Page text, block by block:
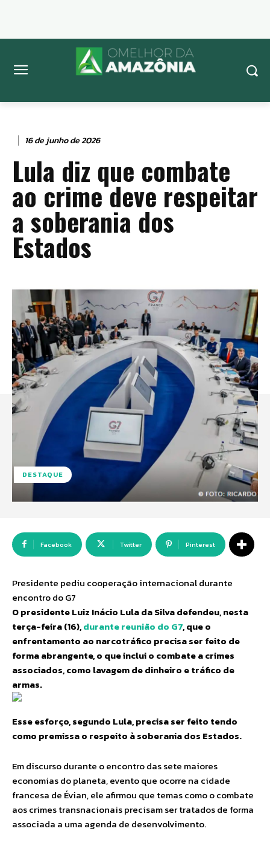
16 de junho de 2026
Lula diz que combate
ao crime deve respeitar
a soberania dos
Estados
DESTAQUE
Facebook Twitter Pinterest
Presidente pediu cooperação internacional durante
encontro do G7
O presidente Luiz Inácio Lula da Silva defendeu, nesta
terça-feira (16),durante reunião do G7, que o
enfrentamento ao narcotráfico precisa ser feito de
forma abrangente, o que inclui o combate a crimes
associados, como lavagem de dinheiro e tráfico de
armas.
Esse esforço, segundo Lula, precisa ser feito tendo
como premissa o respeito à soberania dos Estados.
Em discurso durante o encontro das sete maiores
economias do planeta, evento que ocorre na cidade
francesa de Évian, ele afirmou que temas como o combate
aos crimes transnacionais precisam ser tratados de forma
associada a uma agenda de desenvolvimento.